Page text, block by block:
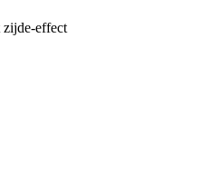
effect